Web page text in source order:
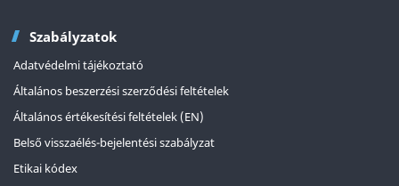
Szabályzatok
Adatvédelmi tájékoztató
Általános beszerzési szerződési feltételek
Általános értékesítési feltételek (EN)
Belső visszaélés-bejelentési szabályzat
Etikai kódex